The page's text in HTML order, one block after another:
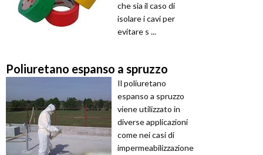
che sia il caso di
isolare i cavi per
evitare s ...
Poliuretano espanso a spruzzo
Il poliuretano
espanso a spruzzo
viene utilizzato in
diverse applicazioni
come nei casi di
impermeabilizzazione